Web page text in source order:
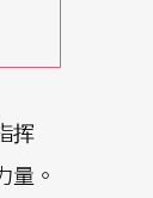
挥
量。